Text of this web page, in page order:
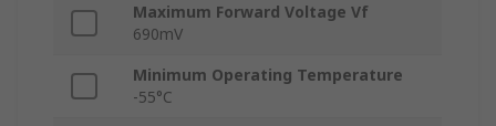
Maximum Forward Voltage Vf
690mV
Minimum Operating Temperature
-55°C